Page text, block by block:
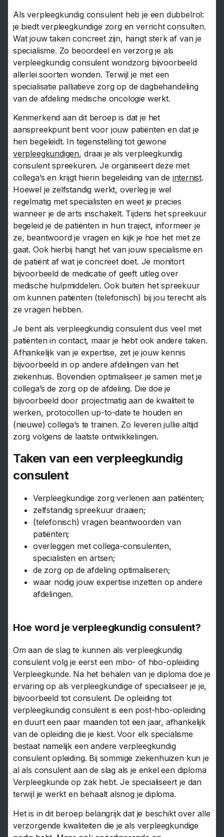
Als verpleegkundig consulent heb je een dubbelrol:
je biedt verpleegkundige zorg en verricht consulten.
Wat jouw taken concreet zijn, hangt sterk af van je
specialisme. Zo beoordeel en verzorg je als
verpleegkundig consulent wondzorg bijvoorbeeld
allerlei soorten wonden. Terwijl je met een
specialisatie palliatieve zorg op de dagbehandeling
van de afdeling medische oncologie werkt.
Kenmerkend aan dit beroep is dat je het
aanspreekpunt bent voor jouw patiënten en dat je
hen begeleidt. In tegenstelling tot gewone
verpleegkundigen, draai je als verpleegkundig
consulent spreekuren. Je organiseert deze met
collega’s en krijgt hierin begeleiding van de internist.
Hoewel je zelfstandig werkt, overleg je wel
regelmatig met specialisten en weet je precies
wanneer je de arts inschakelt. Tijdens het spreekuur
begeleid je de patiënten in hun traject, informeer je
ze, beantwoord je vragen en kijk je hoe het met ze
gaat. Ook hierbij hangt het van jouw specialisme en
de patiënt af wat je concreet doet. Je monitort
bijvoorbeeld de medicatie of geeft uitleg over
medische hulpmiddelen. Ook buiten het spreekuur
om kunnen patiënten (telefonisch) bij jou terecht als
ze vragen hebben.
Je bent als verpleegkundig consulent dus veel met
patiënten in contact, maar je hebt ook andere taken.
Afhankelijk van je expertise, zet je jouw kennis
bijvoorbeeld in op andere afdelingen van het
ziekenhuis. Bovendien optimaliseer je samen met je
collega’s de zorg op de afdeling. Die doe je
bijvoorbeeld door projectmatig aan de kwaliteit te
werken, protocollen up-to-date te houden en
(nieuwe) collega’s te trainen. Zo leveren jullie altijd
zorg volgens de laatste ontwikkelingen.
Taken van een verpleegkundig
consulent
Verpleegkundige zorg verlenen aan patiënten;
zelfstandig spreekuur draaien;
(telefonisch) vragen beantwoorden van
patiënten;
overleggen met collega-consulenten,
specialisten en artsen;
de zorg op de afdeling optimaliseren;
waar nodig jouw expertise inzetten op andere
afdelingen.
Hoe word je verpleegkundig consulent?
Om aan de slag te kunnen als verpleegkundig
consulent volg je eerst een mbo- of hbo-opleiding
Verpleegkunde. Na het behalen van je diploma doe je
ervaring op als verpleegkundige of specialiseer je je,
bijvoorbeeld tot consulent. De opleiding tot
verpleegkundig consulent is een post-hbo-opleiding
en duurt een paar maanden tot een jaar, afhankelijk
van de opleiding die je kiest. Voor elk specialisme
bestaat namelijk een andere verpleegkundig
consulent opleiding. Bij sommige ziekenhuizen kun je
al als consulent aan de slag als je enkel een diploma
Verpleegkunde op zak hebt. Je specialiseert je dan
terwijl je werkt en behaalt alsnog je diploma.
Het is in dit beroep belangrijk dat je beschikt over alle
verzorgende kwaliteiten die je als verpleegkundige